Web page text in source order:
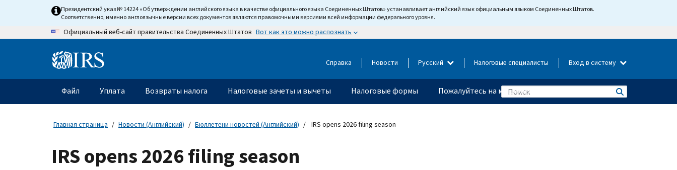
content
Президентский указ № 14224 «Об утверждении английского языка в качестве официального языка Соединенных Штатов» устанавливает английский язык официальным языком Соединенных Штатов.
Соответственно, именно англоязычные версии всех документов являются правомочными версиями всей информации федерального уровня.
Официальный веб-сайт правительства Соединенных Штатов Вот как это можно распознать
Information Справка Новости Русский Налоговые специалисты Вход в систему
Главное
меню
Файл Уплата Возвраты налога Налоговые зачеты и вычеты Налоговые формы Пожалуйтесь на мошенничество
Главная страница Новости (Английский) Бюллетени новостей (Английский) IRS opens 2026 filing season
IRS opens 2026 filing season